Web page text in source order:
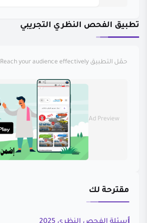
تطبيق الفحص النظري التجريبي
حمّل التطبيق Reach your audience effectively
Ad Preview
مقترحة لك